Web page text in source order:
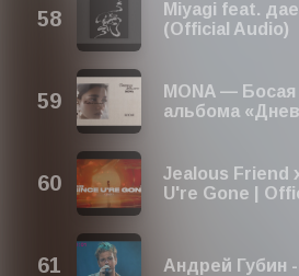
Miyagi feat.
(Official Audio)
MONA —
альбома
Jealous Friend
U're Gone |
Андрей Губин